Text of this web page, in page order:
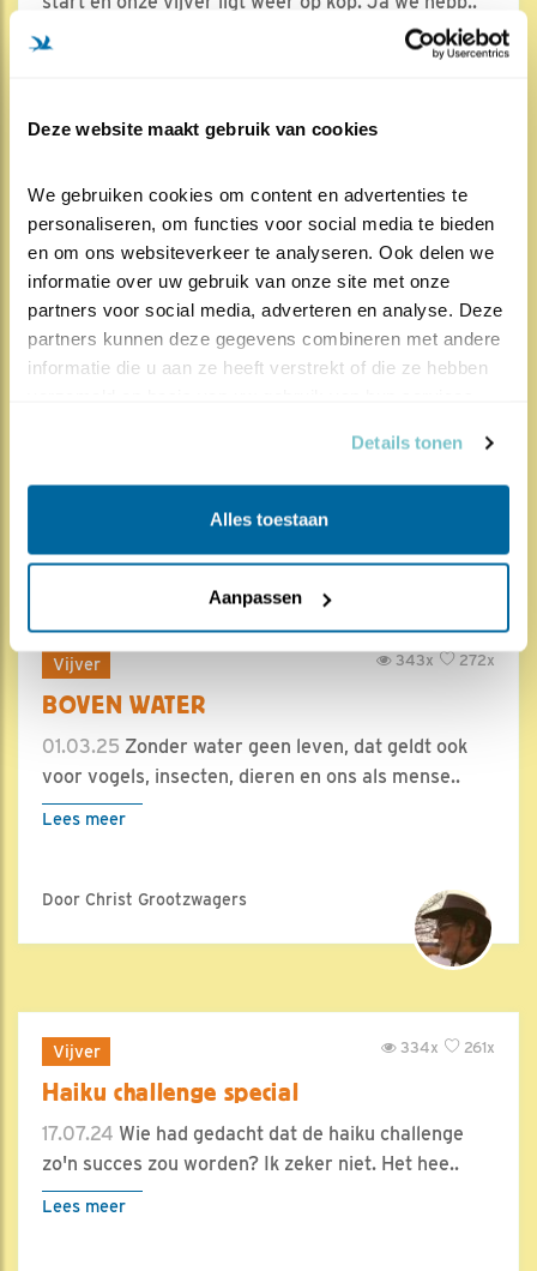
Deze website maakt gebruik van cookies
We gebruiken cookies om content en advertenties te
personaliseren, om functies voor social media te bieden
en om ons websiteverkeer te analyseren. Ook delen we
informatie over uw gebruik van onze site met onze
partners voor social media, adverteren en analyse. Deze
partners kunnen deze gegevens combineren met andere
informatie die u aan ze heeft verstrekt of die ze hebben
Details tonen
Alles toestaan
Aanpassen
Lees meer
Door Christ Grootzwagers
Vijver 488x
Terug !
04.03.25Het is fijn weer hier te zijn. Een plaats
Vijver 272x
343x
BOVEN WATER
01.03.25 Zonder water geen leven, dat geldt ook
voor vogels, insecten, dieren en ons als mense..
Lees meer
Door Christ Grootzwagers
Vijver 261x
334x
Haiku challenge special
17.07.24 Wie had gedacht dat de haiku challenge
zo'n succes zou worden? Ik zeker niet. Het hee..
Lees meer